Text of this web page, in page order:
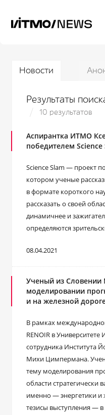
Новости
Результаты
10 результатов
Аспирантка ИТМО
победителем Science
Science Slam — проект
котором ученые
в формате короткого
рассказать о своей
динамичнее и
определяются
08.04.2021
Ученый из
моделировании
и на железной
В рамках
RENOIR в
сотрудника Института
Михи Цимпермана.
тему моделирования
области стратегически
именно — энергетики и
тезисы выступления — в